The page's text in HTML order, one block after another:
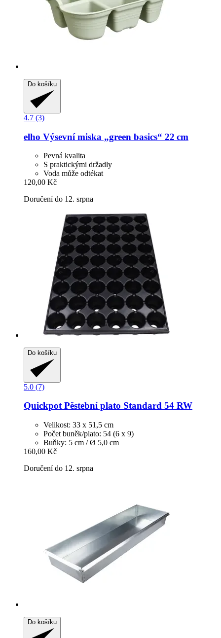
Do košíku
4.7 (3)
elho Výsevní miska „green basics“ 22 cm
Pevná kvalita
S praktickými držadly
Voda může odtékat
120,00 Kč
Doručení do 12. srpna
Do košíku
5.0 (7)
QuickpotPěstební plato Standard 54 RW
Velikost: 33 x 51,5 cm
Počet buněk/plato: 54 (6 x 9)
Buňky: 5 cm / Ø 5,0 cm
160,00 Kč
Doručení do 12. srpna
Do košíku